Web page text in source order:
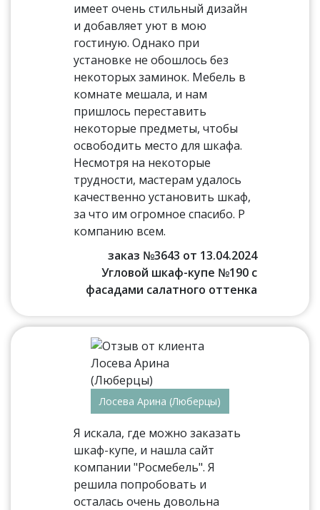
имеет очень стильный дизайн
и добавляет уют в мою
гостиную. Однако при
установке не обошлось без
некоторых заминок. Мебель в
комнате мешала, и нам
пришлось переставить
некоторые предметы, чтобы
освободить место для шкафа.
Несмотря на некоторые
трудности, мастерам удалось
качественно установить шкаф,
за что им огромное спасибо. Р
компанию всем.
заказ №3643 от 13.04.2024
Угловой шкаф-купе №190 с
фасадами салатного оттенка
Лосева Арина (Люберцы)
Я искала, где можно заказать
шкаф-купе, и нашла сайт
компании "Росмебель". Я
решила попробовать и
осталась очень довольна